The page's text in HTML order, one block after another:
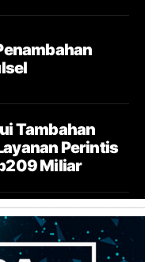
Tambahan
Perintis
Miliar